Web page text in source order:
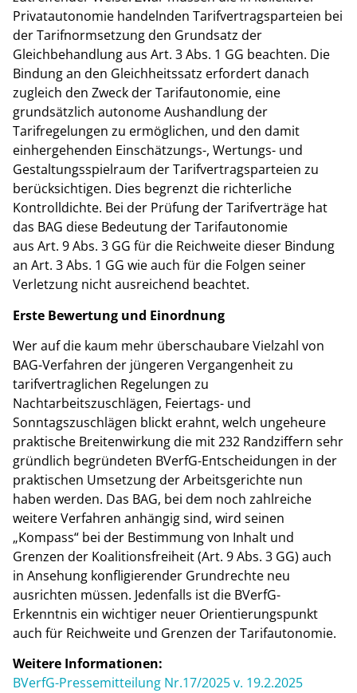
Privatautonomie handelnden Tarifvertragsparteien bei
der Tarifnormsetzung den Grundsatz der
Gleichbehandlung aus Art. 3 Abs. 1 GG beachten. Die
Bindung an den Gleichheitssatz erfordert danach
zugleich den Zweck der Tarifautonomie, eine
grundsätzlich autonome Aushandlung der
Tarifregelungen zu ermöglichen, und den damit
einhergehenden Einschätzungs-, Wertungs- und
Gestaltungsspielraum der Tarifvertragsparteien zu
berücksichtigen. Dies begrenzt die richterliche
Kontrolldichte. Bei der Prüfung der Tarifverträge hat
das BAG diese Bedeutung der Tarifautonomie
aus Art. 9 Abs. 3 GG für die Reichweite dieser Bindung
an Art. 3 Abs. 1 GG wie auch für die Folgen seiner
Verletzung nicht ausreichend beachtet.
Erste Bewertung und Einordnung
Wer auf die kaum mehr überschaubare Vielzahl von
BAG-Verfahren der jüngeren Vergangenheit zu
tarifvertraglichen Regelungen zu
Nachtarbeitszuschlägen, Feiertags- und
Sonntagszuschlägen blickt erahnt, welch ungeheure
praktische Breitenwirkung die mit 232 Randziffern sehr
gründlich begründeten BVerfG-Entscheidungen in der
praktischen Umsetzung der Arbeitsgerichte nun
haben werden. Das BAG, bei dem noch zahlreiche
weitere Verfahren anhängig sind, wird seinen
„Kompass“ bei der Bestimmung von Inhalt und
Grenzen der Koalitionsfreiheit (Art. 9 Abs. 3 GG) auch
in Ansehung konfligierender Grundrechte neu
ausrichten müssen. Jedenfalls ist die BVerfG-
Erkenntnis ein wichtiger neuer Orientierungspunkt
auch für Reichweite und Grenzen der Tarifautonomie.
Weitere Informationen:
BVerfG-Pressemitteilung Nr.17/2025 v. 19.2.2025